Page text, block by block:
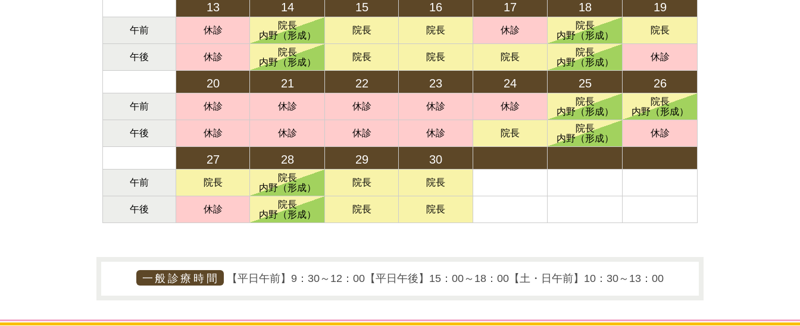
13 14 15 16 17 18 19
午前 休診
院長
内野（形成）
院長 院長 休診
院長
内野（形成）
院長
午後 休診
院長
内野（形成）
院長 院長 院長
院長
内野（形成）
休診
20 21 22 23 24 25 26
午前 休診 休診 休診 休診 休診
院長
内野（形成）
院長
内野（形成）
午後 休診 休診 休診 休診 院長
院長
内野（形成）
休診
27 28 29 30
午前 院長
院長
内野（形成）
院長 院長
午後 休診
院長
内野（形成）
院長 院長
一般診療時間 【平日午前】9：30～12：00【平日午後】15：00～18：00【土・日午前】10：30～13：00